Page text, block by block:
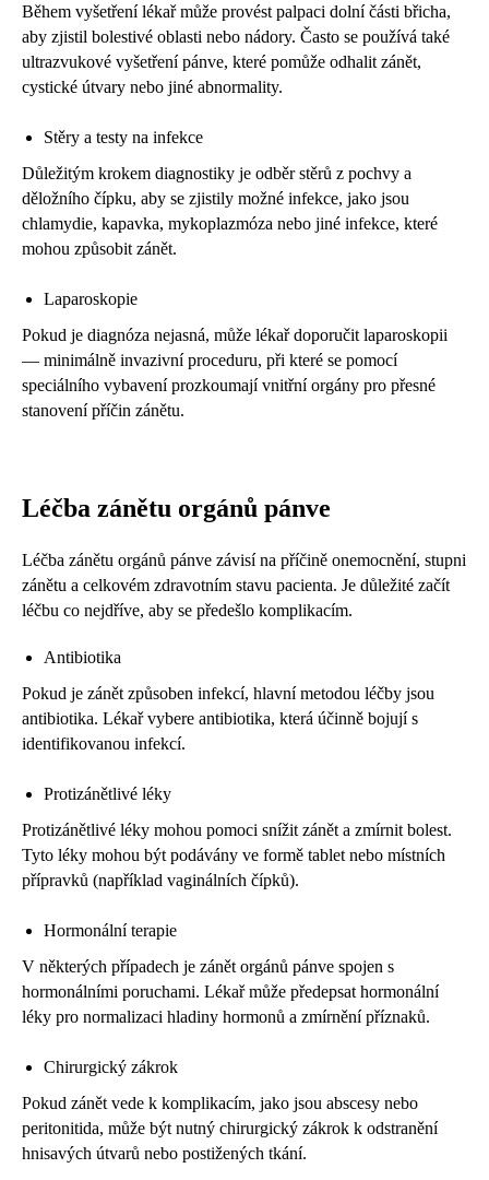
Během vyšetření lékař může provést palpaci dolní části břicha,
aby zjistil bolestivé oblasti nebo nádory. Často se používá také
ultrazvukové vyšetření pánve, které pomůže odhalit zánět,
cystické útvary nebo jiné abnormality.
Stěry a testy na infekce
Důležitým krokem diagnostiky je odběr stěrů z pochvy a
děložního čípku, aby se zjistily možné infekce, jako jsou
chlamydie, kapavka, mykoplazmóza nebo jiné infekce, které
mohou způsobit zánět.
Laparoskopie
Pokud je diagnóza nejasná, může lékař doporučit laparoskopii
— minimálně invazivní proceduru, při které se pomocí
speciálního vybavení prozkoumají vnitřní orgány pro přesné
stanovení příčin zánětu.
Léčba zánětu orgánů pánve
Léčba zánětu orgánů pánve závisí na příčině onemocnění, stupni
zánětu a celkovém zdravotním stavu pacienta. Je důležité začít
léčbu co nejdříve, aby se předešlo komplikacím.
Antibiotika
Pokud je zánět způsoben infekcí, hlavní metodou léčby jsou
antibiotika. Lékař vybere antibiotika, která účinně bojují s
identifikovanou infekcí.
Protizánětlivé léky
Protizánětlivé léky mohou pomoci snížit zánět a zmírnit bolest.
Tyto léky mohou být podávány ve formě tablet nebo místních
přípravků (například vaginálních čípků).
Hormonální terapie
V některých případech je zánět orgánů pánve spojen s
hormonálními poruchami. Lékař může předepsat hormonální
léky pro normalizaci hladiny hormonů a zmírnění příznaků.
Chirurgický zákrok
Pokud zánět vede k komplikacím, jako jsou abscesy nebo
peritonitida, může být nutný chirurgický zákrok k odstranění
hnisavých útvarů nebo postižených tkání.